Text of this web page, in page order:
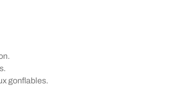
gonflables.